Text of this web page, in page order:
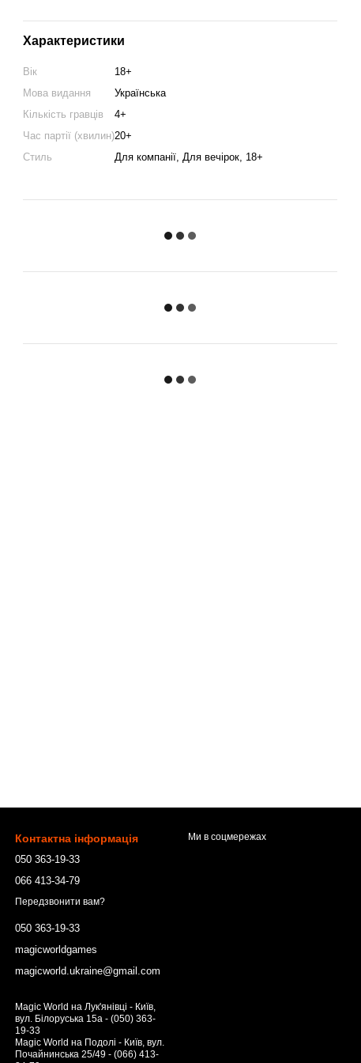
Характеристики
Вік
18+
Мова видання
Українська
Кількість гравців
4+
Час партії (хвилин)20+
Стиль
Для компанії, Для вечірок, 18+
Контактна інформація
050 363-19-33
066 413-34-79
Передзвонити вам?
050 363-19-33
magicworldgames
magicworld.ukraine@gmail.com
Magic World на Лук'янівці - Київ,
вул. Білоруська 15а - (050) 363-
19-33
Magic World на Подолі - Київ, вул.
Почайнинська 25/49 - (066) 413-
Ми в соцмережах